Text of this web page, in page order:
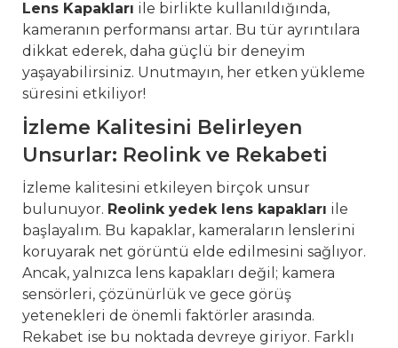
Lens Kapakları ile birlikte kullanıldığında,
kameranın performansı artar. Bu tür ayrıntılara
dikkat ederek, daha güçlü bir deneyim
yaşayabilirsiniz. Unutmayın, her etken yükleme
süresini etkiliyor!
İzleme Kalitesini Belirleyen
Unsurlar: Reolink ve Rekabeti
İzleme kalitesini etkileyen birçok unsur
bulunuyor. Reolink yedek lens kapakları ile
başlayalım. Bu kapaklar, kameraların lenslerini
koruyarak net görüntü elde edilmesini sağlıyor.
Ancak, yalnızca lens kapakları değil; kamera
sensörleri, çözünürlük ve gece görüş
yetenekleri de önemli faktörler arasında.
Rekabet ise bu noktada devreye giriyor. Farklı